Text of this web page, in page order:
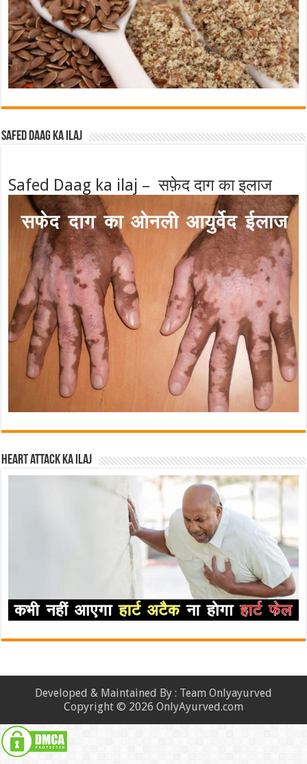
Safed Daag ka ilaj
Safed Daag ka ilaj – सफ़ेद दाग का इलाज
Heart attack ka ilaj
Developed & Maintained By : Team Onlyayurved
Copyright © 2026 OnlyAyurved.com